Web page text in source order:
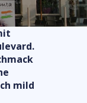
aus
Alles
mild